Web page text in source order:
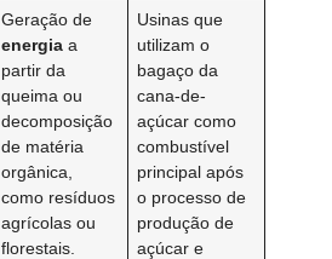
Geração de
energia a
partir da
queima ou
decomposição
de matéria
orgânica,
como resíduos
agrícolas ou
florestais.
Usinas que
utilizam o
bagaço da
cana-de-
açúcar como
combustível
principal após
o processo de
produção de
açúcar e